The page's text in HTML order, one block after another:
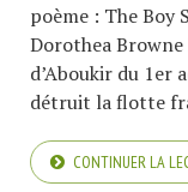
poème : The Boy
Dorothea
d’Aboukir du 1er
détruit la flotte
CONTINUER LA